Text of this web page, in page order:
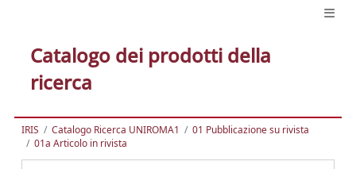
Catalogo dei prodotti della
ricerca
IRIS Catalogo Ricerca UNIROMA1
01 Pubblicazione su rivista
01a Articolo in rivista